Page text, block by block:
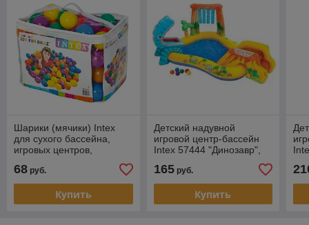
Шарики (мячики) Intex
для сухого бассейна,
игровых центров,
68 руб.
Купить
Детский надувной
игровой центр-бассейн
Intex 57444 "Динозавр",
165руб.
Купить